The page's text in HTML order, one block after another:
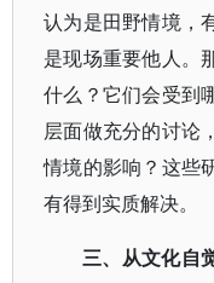
认为是田野情境，
是现场重要他人。
什么？它们会受到
层面做充分的讨论
情境的影响？这些
有得到实质解决。
三、从文化自